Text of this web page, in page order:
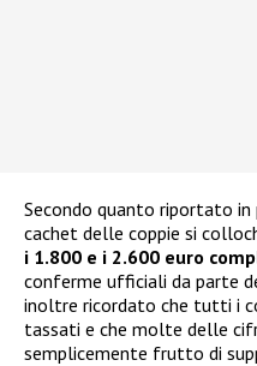
Secondo quanto riportato in
cachet delle coppie si
i 1.800 e i 2.600 euro
conferme ufficiali da parte
inoltre ricordato che tutti i
tassati e che molte delle
semplicemente frutto di